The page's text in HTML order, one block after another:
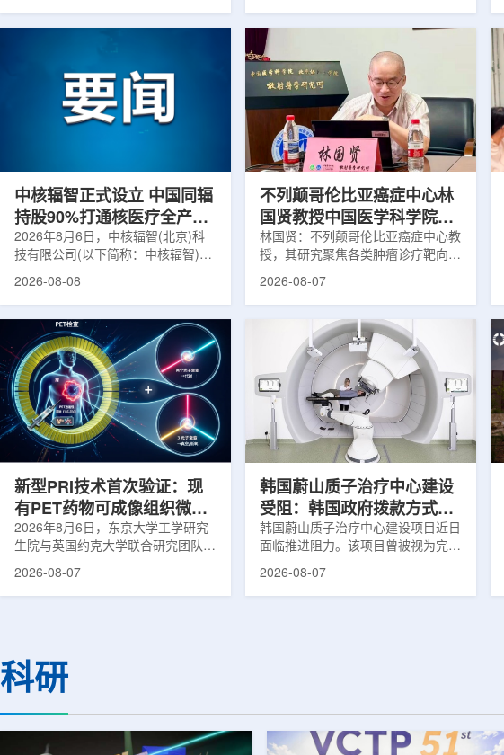
疗是肿瘤治疗的重要方式之一。传统
分体式放疗流程中，患者通常需要在
CT室与治疗室之间转运，治疗计划
也多依据此前采集的静态影像制定。
遵循辐射安全指导。放射性药物疗法
通过使用放射性药物靶向癌细胞，在
尽量减少周围健康组织损伤的同时发
挥治疗作用。随着该疗法应用范围扩
大，患者在治疗后通常需要阅读并执
行较为复杂的书面说明，这对部分患
者和护理人员而言存在理解和操作难
度。雷莫·乔治博士LifeNuclear由
中核辐智正式设立 中国同辐
持股90%打通核医疗全产业
链
2026年8月6日，中核辐智(北京)科
技有限公司(以下简称：中核辐智)正
式设立。公司由中国同辐股份有限公
创)共同出资组建，中国同辐持股
90%，中核浙创持股10%。中核辐智
将承接中国同辐核医学发展中心业
务，锚定智慧核医疗赛道深耕布局。
公司以智慧核医学物联系统为核心载
体，打通核医疗全产业链条，构建智
慧核医学系统+核药+装备+服务协同
发展模式，推动业务从单一产品供给
2026-08-08
不列颠哥伦比亚癌症中心林
国贤教授中国医学科学院放
射医学研究所开展学术交流
林国贤：不列颠哥伦比亚癌症中心教
授，其研究聚焦各类肿瘤诊疗靶向放
射性药物开发，迄今已主导/参与发
完成自研7款放射性药物的临床转
化，用于多种肿瘤诊疗。报告会上，
林国贤教授基于其团队多年的前沿探
索，系统梳理了针对前列腺癌靶点
PSMA的核药相关研究进展：一是F-
18标记PSMA靶向PET显像剂的分子
设计与临床优势;二是通过理性优化
分子结构，大幅提高Lu-177标记治
2026-08-07
新型PRI技术首次验证：现
有PET药物可成像组织微环
境
2026年8月6日，东京大学工学研究
生院与英国约克大学联合研究团队宣
布，已建立一种利用正电子三光子衰
衰变的下一代核医学成像概念图目前
临床PET扫描主要利用正电子双光子
程度相关的微环境信息捕捉有限。...
2026-08-07
韩国蔚山质子治疗中心建设
受阻：韩国政府拨款方式调
整影响项目推进
韩国蔚山质子治疗中心建设项目近日
面临推进阻力。该项目曾被视为完善
韩国东南部区域癌症治疗体系的关键
中心，构建癌症患者可在区域内完成
2026-08-07
科研